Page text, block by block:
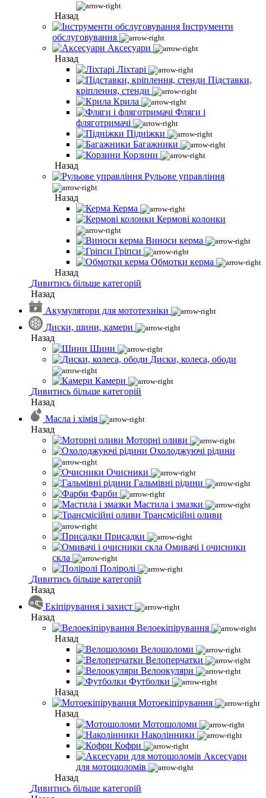
Назад
Інструменти
обслуговування
Аксесуари
Назад
Ліхтарі
Підставки,
кріплення, стенди
Крила
Фляги і
фляготримачі
Підніжки
Багажники
Корзини
Назад
Рульове управління
Назад
Керма
Кермові колонки
Виноси керма
Гріпси
Обмотки керма
Назад
Дивитись більше категорій
Назад
Акумулятори для мототехніки
Диски, шини, камери
Назад
Шини
Диски, колеса, ободи
Камери
Дивитись більше категорій
Назад
Масла і хімія
Назад
Моторні оливи
Охолоджуючі рідини
Очисники
Гальмівні рідини
Фарби
Мастила і змазки
Трансмісійні оливи
Присадки
Омивачі і очисники
скла
Поліролі
Дивитись більше категорій
Назад
Екіпірування і захист
Назад
Велоекіпірування
Назад
Велошоломи
Велоперчатки
Велоокуляри
Футболки
Назад
Мотоекіпірування
Назад
Мотошоломи
Наколінники
Кофри
Аксесуари
для мотошоломів
Назад
Дивитись більше категорій